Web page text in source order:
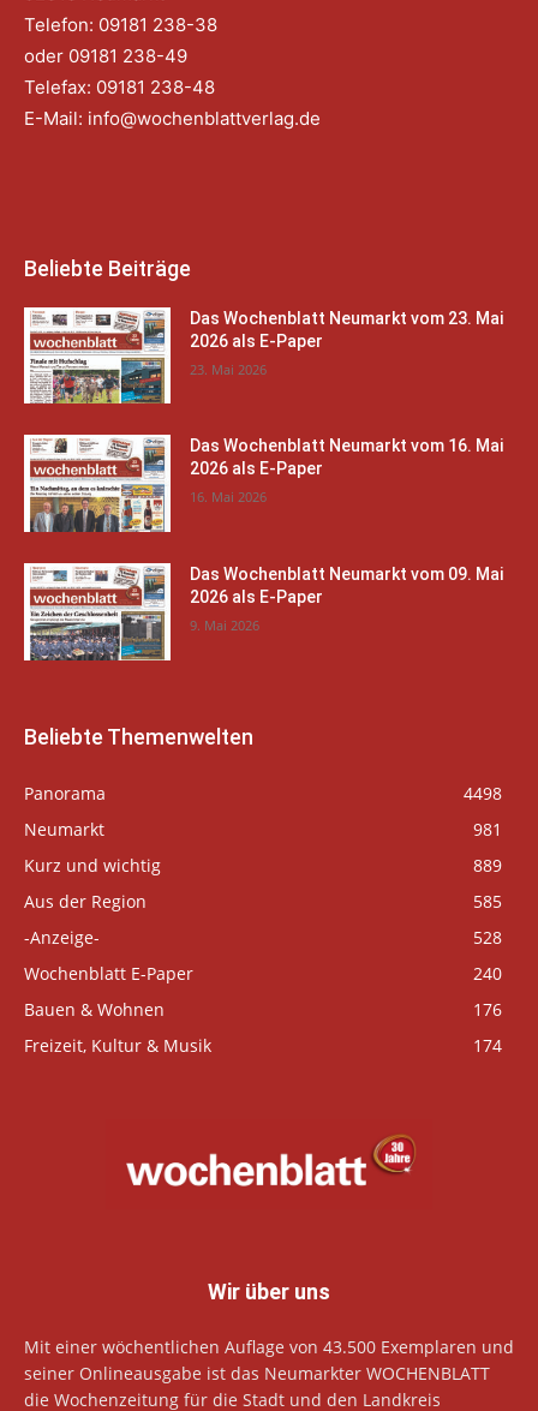
Telefon: 09181 238-38
oder 09181 238-49
Telefax: 09181 238-48
E-Mail: info@wochenblattverlag.de
Beliebte Beiträge
Das Wochenblatt Neumarkt vom 23. Mai
2026 als E-Paper
23. Mai 2026
Das Wochenblatt Neumarkt vom 16. Mai
2026 als E-Paper
16. Mai 2026
Das Wochenblatt Neumarkt vom 09. Mai
2026 als E-Paper
9. Mai 2026
Beliebte Themenwelten
Panorama
4498
Neumarkt
981
Kurz und wichtig
889
Aus der Region
585
-Anzeige-
528
Wochenblatt E-Paper
240
Bauen & Wohnen
176
Freizeit, Kultur & Musik
174
Wir über uns
Mit einer wöchentlichen Auflage von 43.500 Exemplaren und
seiner Onlineausgabe ist das Neumarkter WOCHENBLATT
die Wochenzeitung für die Stadt und den Landkreis